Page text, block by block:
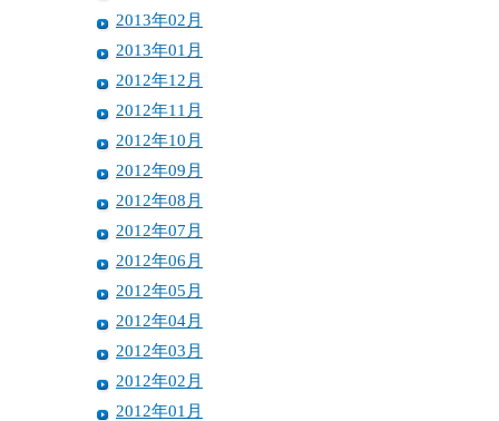
2013年02月
2013年01月
2012年12月
2012年11月
2012年10月
2012年09月
2012年08月
2012年07月
2012年06月
2012年05月
2012年04月
2012年03月
2012年02月
2012年01月